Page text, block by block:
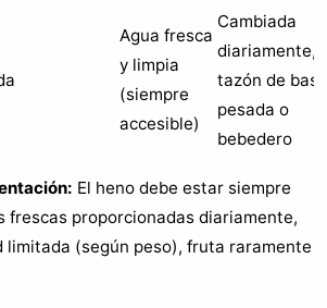
Agua fresca
y limpia
(siempre
accesible)
Cambiada
diariamente,
tazón de base
pesada o
bebedero
El heno debe estar siempre
frescas proporcionadas diariamente,
limitada (según peso), fruta raramente